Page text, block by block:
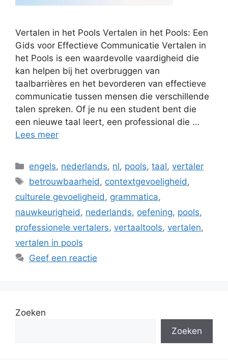
Vertalen in het Pools Vertalen in het Pools: Een
Gids voor Effectieve Communicatie Vertalen in
het Pools is een waardevolle vaardigheid die
kan helpen bij het overbruggen van
taalbarrières en het bevorderen van effectieve
communicatie tussen mensen die verschillende
talen spreken. Of je nu een student bent die
een nieuwe taal leert, een professional die …
Lees meer
Categorieën
engels, nederlands, nl, pools,taal,vertaler
Tags
betrouwbaarheid, contextgevoeligheid,
culturele gevoeligheid, grammatica,
nauwkeurigheid, nederlands, oefening, pools,
professionele vertalers, vertaaltools, vertalen,
vertalen in pools
Geef een reactie
Zoeken
Zoeken